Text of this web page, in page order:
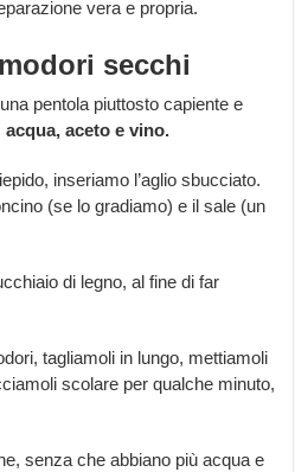
vera e propria.
secchi
pentola piuttosto capiente e
acqua, aceto e vino.
inseriamo l’aglio sbucciato.
(se lo gradiamo) e il sale (un
di legno, al fine di far
tagliamoli in lungo, mettiamoli
scolare per qualche minuto,
senza che abbiano più acqua e